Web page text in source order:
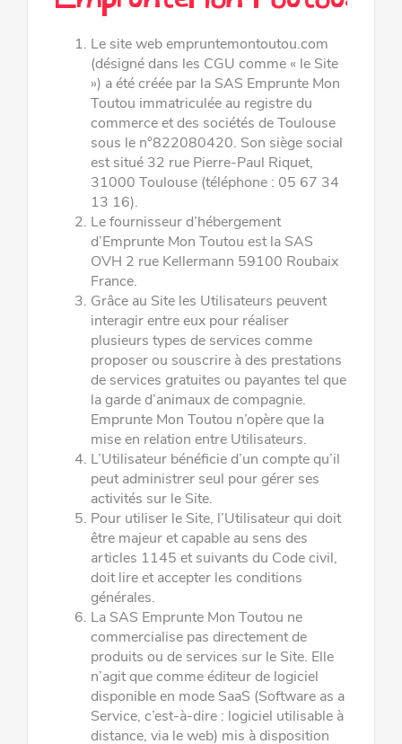
Le site web empruntemontoutou.com
(désigné dans les CGU comme « le Site
») a été créée par la SAS Emprunte Mon
Toutou immatriculée au registre du
commerce et des sociétés de Toulouse
sous le n°822080420. Son siège social
est situé 32 rue Pierre-Paul Riquet,
31000 Toulouse (téléphone : 05 67 34
13 16).
Le fournisseur d’hébergement
d’Emprunte Mon Toutou est la SAS
OVH 2 rue Kellermann 59100 Roubaix
France.
Grâce au Site les Utilisateurs peuvent
interagir entre eux pour réaliser
plusieurs types de services comme
proposer ou souscrire à des prestations
de services gratuites ou payantes tel que
la garde d’animaux de compagnie.
Emprunte Mon Toutou n’opère que la
mise en relation entre Utilisateurs.
L’Utilisateur bénéficie d’un compte qu’il
peut administrer seul pour gérer ses
activités sur le Site.
Pour utiliser le Site, l’Utilisateur qui doit
être majeur et capable au sens des
articles 1145 et suivants du Code civil,
doit lire et accepter les conditions
générales.
La SAS Emprunte Mon Toutou ne
commercialise pas directement de
produits ou de services sur le Site. Elle
n’agit que comme éditeur de logiciel
disponible en mode SaaS (Software as a
Service, c’est-à-dire : logiciel utilisable à
distance, via le web) mis à disposition